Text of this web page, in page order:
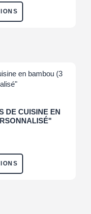
DE CUISINE EN